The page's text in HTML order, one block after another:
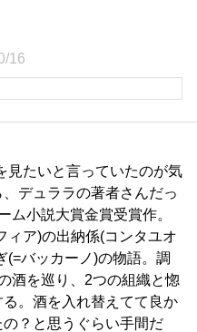
16
見たいと言っていたのが気
デュララの著者さんだっ
ム小説大賞金賞受賞作。
ィア)の出納係(コンタユオ
(=バッカーノ)の物語。調
酒を巡り、2つの組織と惚
。酒を入れ替えてて良か
？と思うぐらい手間だ